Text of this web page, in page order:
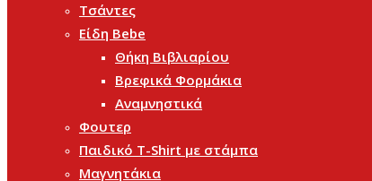
Τσάντες
Είδη Bebe
Θήκη Βιβλιαρίου
Βρεφικά Φορμάκια
Αναμνηστικά
Φουτερ
Παιδικό T-Shirt με στάμπα
Μαγνητάκια